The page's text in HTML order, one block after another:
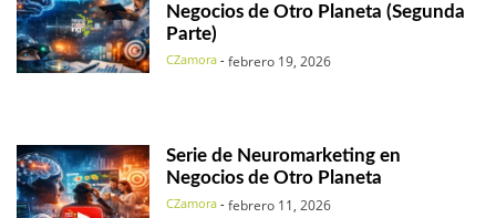
Negocios de Otro Planeta (Segunda
Parte)
CZamora - febrero 19, 2026
Serie de Neuromarketing en
Negocios de Otro Planeta
CZamora - febrero 11, 2026